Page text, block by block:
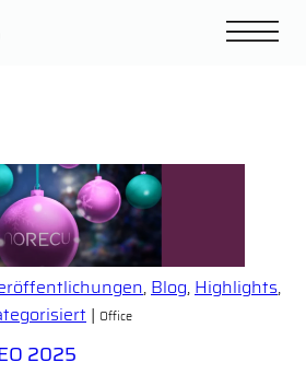
,Blog,Highlights,
| Office
2025